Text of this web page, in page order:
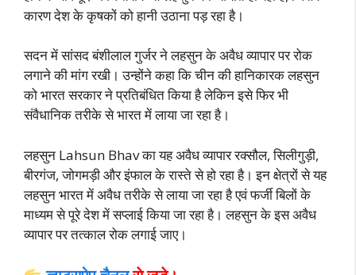
कारण देश के कृषकों को हानी उठाना पड़ रहा है।
सदन में सांसद बंशीलाल गुर्जर ने लहसुन के अवैध व्यापार पर रोक
लगाने की मांग रखी। उन्होंने कहा कि चीन की हानिकारक लहसुन
को भारत सरकार ने प्रतिबंधित किया है लेकिन इसे फिर भी
संवैधानिक तरीके से भारत में लाया जा रहा है।
लहसुन Lahsun Bhav का यह अवैध व्यापार रक्सौल, सिलीगुड़ी,
बीरगंज, जोगमड़ी और इंफाल के रास्ते से हो रहा है। इन क्षेत्रों से यह
लहसुन भारत में अवैध तरीके से लाया जा रहा है एवं फर्जी बिलों के
माध्यम से पूरे देश में सप्लाई किया जा रहा है। लहसुन के इस अवैध
व्यापार पर तत्काल रोक लगाई जाए।